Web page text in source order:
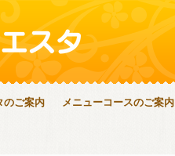
のご案内 メニューコースのご案内